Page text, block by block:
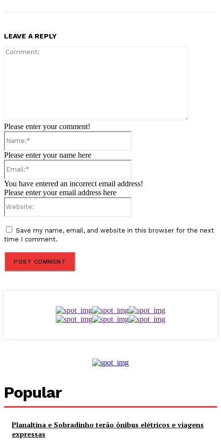
LEAVE A REPLY
Please enter your comment!
Please enter your name here
You have entered an incorrect email address!
Please enter your email address here
Save my name, email, and website in this browser for the next
time I comment.
Popular
Planaltina e Sobradinho terão ônibus elétricos e viagens
expressas